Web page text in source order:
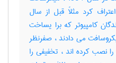
کرد مثلاً قبل از سال
کامپیوتر که برا یساخت
می دادند ، صفرنظر
نصب کرده اند ، تخفیفی را